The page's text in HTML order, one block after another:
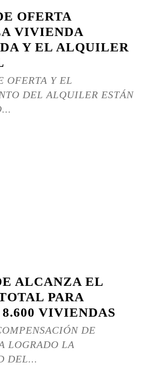
OFERTA
VIVIENDA
Y EL ALQUILER
OFERTA Y EL
DEL ALQUILER ESTÁN
ALCANZA EL
PARA
VIVIENDAS
DE
LOGRADO LA
DEL...